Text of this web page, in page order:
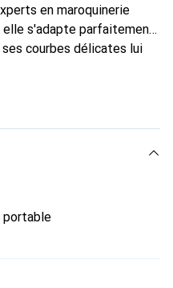
en maroquinerie
elle s'adapte parfaitement
courbes délicates lui
pour votre smartphone.
est un choix sûr pour une
portable